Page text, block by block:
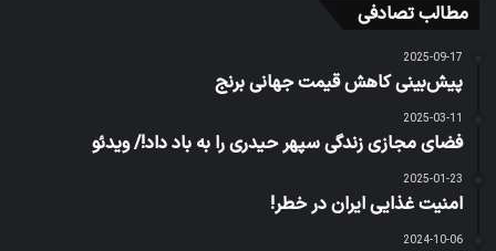
مطالب تصادفی
2025-09-17
پیش‌بینی کاهش قیمت جهانی برنج
2025-03-11
فضای مجازی زندگی سپهر حیدری را به باد داد!/ ویدئو
2025-01-23
امنیت غذایی ایران در خطر!
2024-10-06